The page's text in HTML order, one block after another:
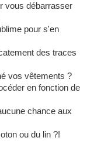
vous débarrasser
pour s'en
des traces
vos vêtements ?
en fonction de
chance aux
ou du lin ?!